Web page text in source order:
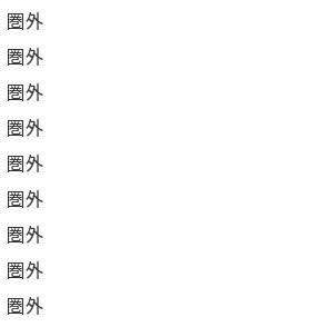
圏外
圏外
圏外
圏外
圏外
圏外
圏外
圏外
圏外